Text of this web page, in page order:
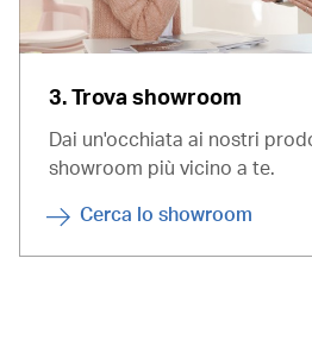
3. Trova showroom
Dai un'occhiata ai nostri
showroom più vicino a te.
Cerca lo showroom